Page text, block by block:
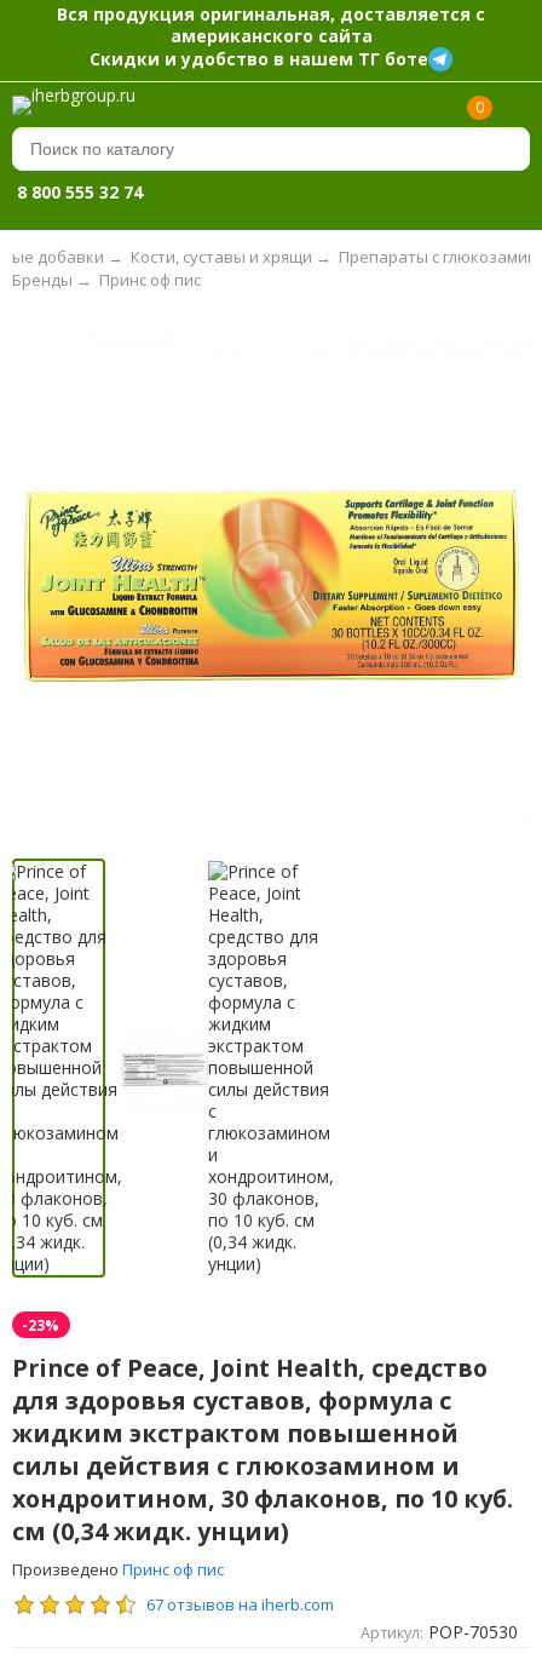
Вся продукция оригинальная, доставляется с
американского сайта
Скидки и удобство в нашем ТГ боте
0
8 800 555 32 74
добавки → Кости, суставы и хрящи → Препараты с
Принс оф пис
Бренды →
-23%
Prince of Peace, Joint Health, средство
для здоровья суставов, формула с
жидким экстрактом повышенной
силы действия с глюкозамином и
хондроитином, 30 флаконов, по 10 куб.
см (0,34 жидк. унции)
Произведено Принс оф пис
67 отзывов на iherb.com
Артикул: POP-70530